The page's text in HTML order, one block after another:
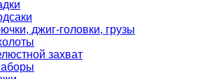
джиг-головки, грузы
захват